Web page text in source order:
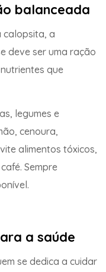
balanceada
calopsita, a
deve ser uma ração
que
legumes e
cenoura,
alimentos tóxicos,
Sempre
a saúde
se dedica a cuidar